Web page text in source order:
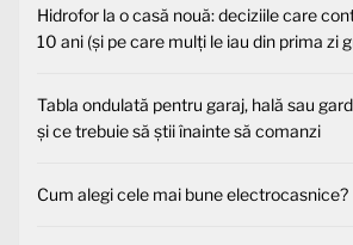
Hidrofor la o casă nouă: deciziile care
10 ani (și pe care mulți le iau din prima zi
Tabla ondulată pentru garaj, hală sau
și ce trebuie să știi înainte să comanzi
Cum alegi cele mai bune electrocasnice?